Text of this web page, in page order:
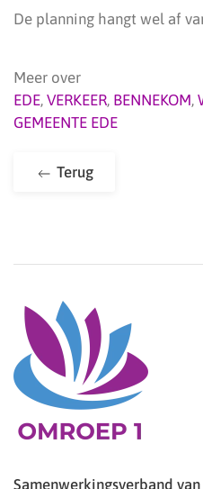
De planning hangt wel af
Meer over
EDE, VERKEER, BENNEKOM,
GEMEENTE EDE
Terug
Samenwerkingsverband